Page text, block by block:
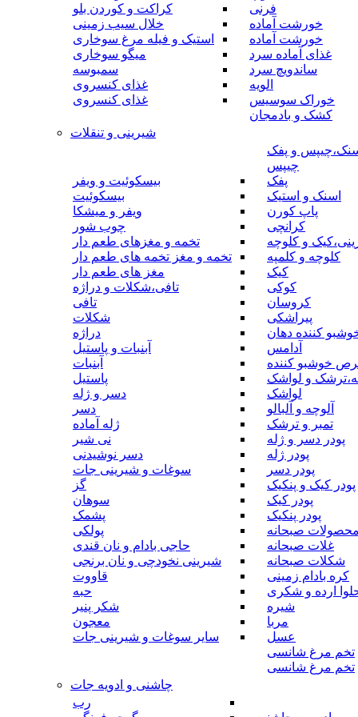
فرنی
خورشت آماده
خورشت آماده
غذای آماده سرد
ساندویچ سرد
الویه
خوراک سوسیس
کشک و بادمجان
کراکت و کوردن بلو
خلال سیب زمینی
استیک و فیله مرغ سوخاری
میگو سوخاری
سمبوسه
غذای کنسروی
غذای کنسروی
شیرینی و تنقلات
و پفک
چیپس
پفک
اسنک و استیک
پاپ کورن
کرانچی
و کلوچه
کلوچه و کلمپه
کیک
کوکی
کروسان
پیراشکی
کننده دهان
آدامس
خوشبو کننده
و لواشک
لواشک
آلوچه و آلبالو
تمبر و ترشک
پودر دسر و ژله
پودر ژله
پودر دسر
پودر کیک و پنکیک
پودر کیک
پودر پنکیک
محصولات صبحانه
غلات صبحانه
شکلات صبحانه
کره بادام زمینی
ارده و شکری
شیره
مربا
عسل
تخم مرغ شانسی
تخم مرغ شانسی
بیسکوئیت و ویفر
بیسکوئیت
ویفر و میشکا
چوب شور
تخمه و مغزهای طعم دار
تخمه و مغز تخمه های طعم دار
مغز های طعم دار
تافی،شکلات و دراژه
تافی
شکلات
دراژه
آبنبات و پاستیل
آبنبات
پاستیل
دسر و ژله
دسر
ژله آماده
نی شیر
دسر نوشیدنی
سوغات و شیرینی جات
گز
سوهان
پشمک
پولکی
حاجی بادام و نان قندی
شیرینی نخودچی و نان برنجی
قاووت
حبه
شکر پنیر
معجون
سایر سوغات و شیرینی جات
چاشنی و ادویه جات
رب